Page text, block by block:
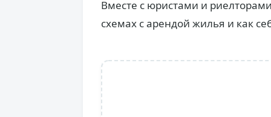
Вместе с юристами и
схемах с арендой жилья и как